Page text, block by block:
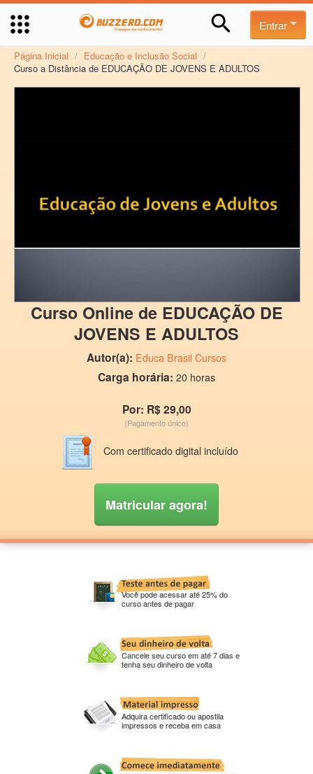
Entrar
Página Inicial / Educação e Inclusão Social /
Curso a Distância de EDUCAÇÃO DE JOVENS E ADULTOS
Curso Online de EDUCAÇÃO DE
JOVENS E ADULTOS
Autor(a): Educa Brasil Cursos
Carga horária: 20 horas
Por: R$ 29,00
(Pagamento único)
Com certificado digital incluído
Matricular agora!
Você pode acessar até 25% do
curso antes de pagar
Cancele seu curso em até 7 dias e
tenha seu dinheiro de volta
Adquira certificado ou apostila
impressos e receba em casa